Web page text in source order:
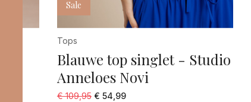
Sale
Tops
Blauwe top singlet - Studio
Anneloes Novi
€ 109,95 € 54,99